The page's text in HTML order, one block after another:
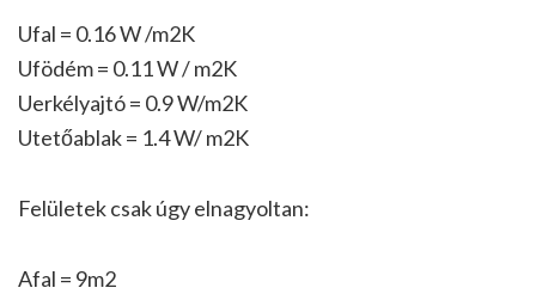
Ufal = 0.16 W /m2K
Ufödém = 0.11 W / m2K
Uerkélyajtó = 0.9 W/m2K
Utetőablak = 1.4 W/ m2K
Felületek csak úgy elnagyoltan:
Afal = 9m2